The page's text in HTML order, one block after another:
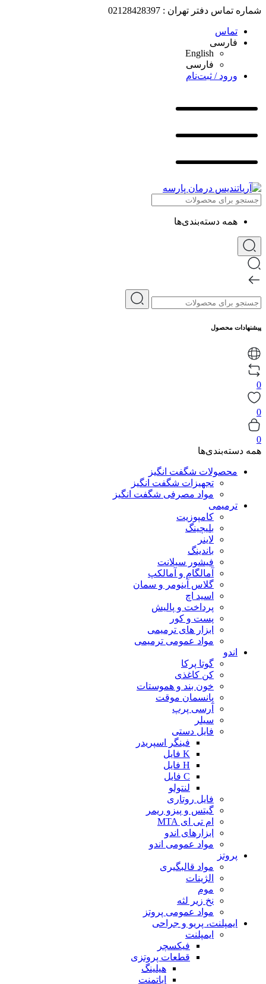
شماره تماس دفتر تهران : 02128428397
تماس
فارسی
English
فارسی
ورود / ثبت‌نام
همه دسته‌بندی‌ها
پیشنهادات محصول
0
0
0
همه دسته‌بندی‌ها
محصولات شگفت انگیز
تجهیزات شگفت انگیز
مواد مصرفی شگفت انگیز
ترمیمی
کامپوزیت
بلیچینگ
لاینر
باندینگ
فیشور سیلانت
آمالگام و آمالکپ
گلاس آینومر و سمان
اسید اچ
پرداخت و پالیش
پست و کور
ابزار های ترمیمی
مواد عمومی ترمیمی
اندو
گوتا پرکا
کن کاغذی
خون بند و هموستات
پانسمان موقت
آرسی پرپ
سیلر
فایل دستی
فینگر اسپریدر
K فایل
H فایل
C فایل
لنتولو
فایل روتاری
گیتس و پیزو ریمر
ام تی ای MTA
ابزارهای اندو
مواد عمومی اندو
پروتز
مواد قالبگیری
الژینات
موم
نخ زیر لثه
مواد عمومی پروتز
ایمپلنت، پریو و جراحی
ایمپلنت
فیکسچر
قطعات پروتزی
هیلینگ
اباتمنت